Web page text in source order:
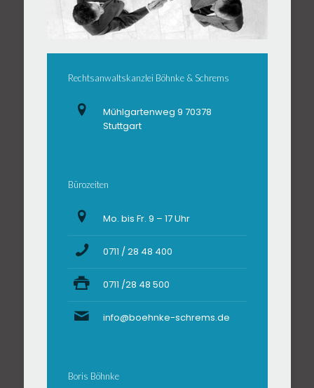
Rechtsanwaltskanzlei Böhnke & Schrems
Mühlgartenweg 9 70378
Stuttgart
Bürozeiten
Mo. bis Fr. 9 – 17 Uhr
0711 / 28 48 400
0711 /28 48 500
info@boehnke-schrems.de
Boris Böhnke